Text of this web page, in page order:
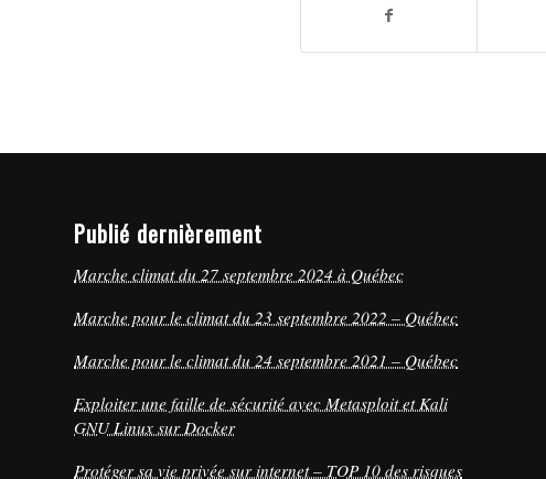
Publié dernièrement
Marche climat du 27 septembre 2024 à Québec
Marche pour le climat du 23 septembre 2022 – Québec
Marche pour le climat du 24 septembre 2021 – Québec
Exploiter une faille de sécurité avec Metasploit et Kali
GNU Linux sur Docker
Protéger sa vie privée sur internet – TOP 10 des risques